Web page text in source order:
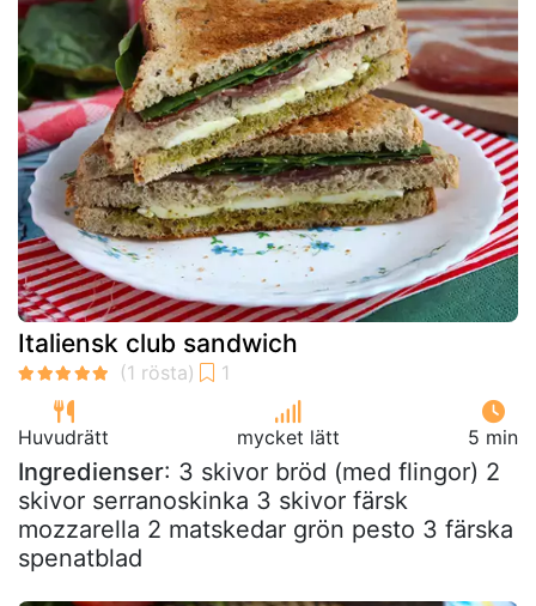
Italiensk club sandwich
Huvudrätt mycket lätt 5 min
Ingredienser: 3 skivor bröd (med flingor) 2
skivor serranoskinka 3 skivor färsk
mozzarella 2 matskedar grön pesto 3 färska
spenatblad